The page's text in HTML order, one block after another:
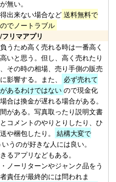
ール
10,000円
2026/02/14
ール
ィスク
5,500円
2026/02/14
魚探 未
49,000円
2026/01/24
無い。
出来ない場合など 送料無料で
でノートラブル
リマアプリ
うため高く売れる時は一番高く
いと思う。但し、高く売れたり
その時の相場、売り手側の販売
影響する。また、
必ず売れて
あるわけではない ので現金化
合は換金が遅れる場合がある。
がある。写真取ったり説明文書
コメントのやりとりしたり、ひ
や梱包したり。
結構大変で
うのが好きな人には良い。
るアプリなどもある。
ノーリターンやジャンク品をう
責任が最終的には問われま